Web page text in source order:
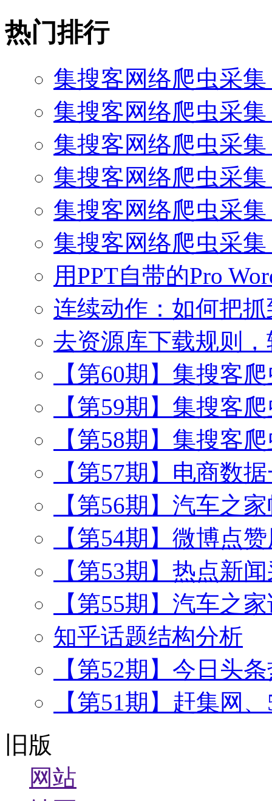
热门排行
集搜客网络爬虫采
集搜客网络爬虫采
集搜客网络爬虫采
集搜客网络爬虫采
集搜客网络爬虫采
集搜客网络爬虫采
用PPT自带的Pro
连续动作：如何把
去资源库下载规则
【第60期】集搜客
【第59期】集搜客
【第58期】集搜客
【第57期】电商数
【第56期】汽车之
【第54期】微博点
【第53期】热点新
【第55期】汽车之
知乎话题结构分析
【第52期】今日头
【第51期】赶集网
旧版
网站